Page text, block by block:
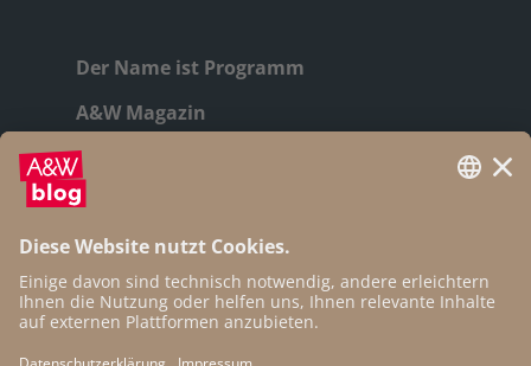
Der Name ist Programm
A&W Magazin
Geschichte
Autor:innen
Newsletter
Open Access